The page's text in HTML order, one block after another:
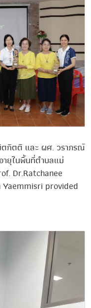
ตกิตติ และ ผศ. วราภรณ์
ยุในพื้นที่ตำบลแม่
Dr.Ratchanee
provided